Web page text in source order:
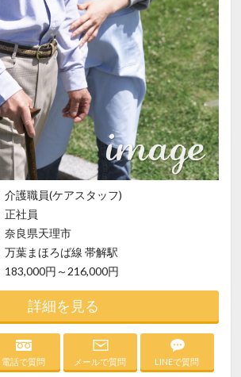
介護職員(ケアスタッフ)
正社員
奈良県天理市
万葉まほろば線 帯解駅
183,000円～216,000円
詳細を見る
電話で質問 メールで質問 LINEで質問